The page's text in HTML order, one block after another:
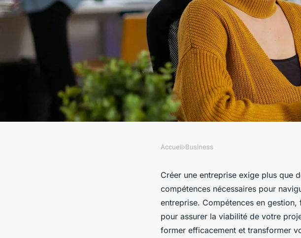
Maîtrisez la formation
votre entreprise avec succès
Accueil›Business
Créer une entreprise exige plus que
compétences nécessaires pour
entreprise. Compétences en
pour assurer la viabilité de votre
former efficacement et transformer